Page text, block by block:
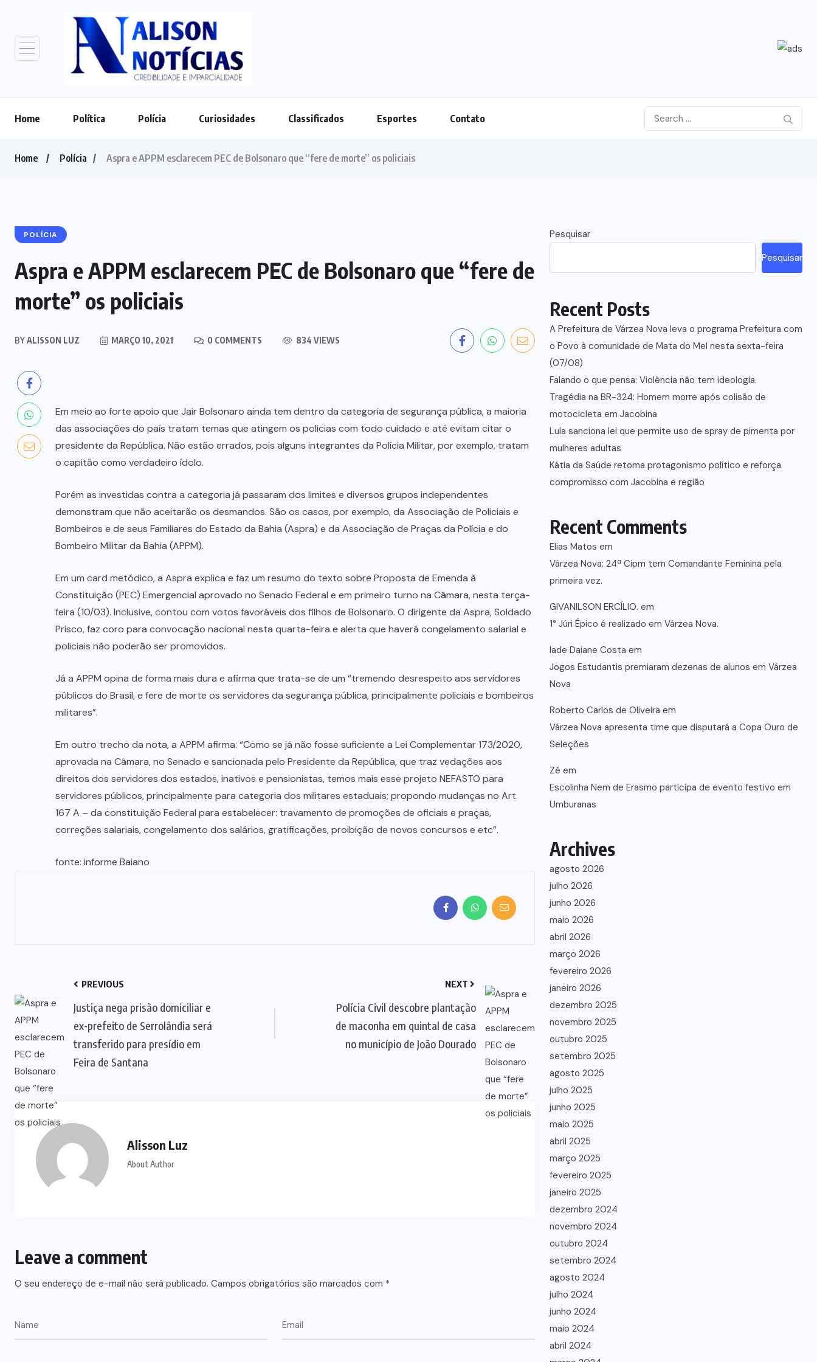
Home Política Polícia Curiosidades Classificados Esportes Contato
Home Polícia Aspra e APPM esclarecem PEC de Bolsonaro que “fere de morte” os policiais
POLÍCIA
Aspra e APPM esclarecem PEC de Bolsonaro que “fere de
morte” os policiais
BYALISSON LUZ MARÇO 10, 2021 0 COMMENTS 834 VIEWS
Em meio ao forte apoio que Jair Bolsonaro ainda tem dentro da categoria de segurança pública, a maioria
das associações do país tratam temas que atingem os policias com todo cuidado e até evitam citar o
presidente da República. Não estão errados, pois alguns integrantes da Polícia Militar, por exemplo, tratam
o capitão como verdadeiro ídolo.
Porém as investidas contra a categoria já passaram dos limites e diversos grupos independentes
demonstram que não aceitarão os desmandos. São os casos, por exemplo, da Associação de Policiais e
Bombeiros e de seus Familiares do Estado da Bahia (Aspra) e da Associação de Praças da Polícia e do
Bombeiro Militar da Bahia (APPM).
Em um card metódico, a Aspra explica e faz um resumo do texto sobre Proposta de Emenda à
Constituição (PEC) Emergencial aprovado no Senado Federal e em primeiro turno na Câmara, nesta terça-
feira (10/03). Inclusive, contou com votos favoráveis dos filhos de Bolsonaro. O dirigente da Aspra, Soldado
Prisco, faz coro para convocação nacional nesta quarta-feira e alerta que haverá congelamento salarial e
policiais não poderão ser promovidos.
Já a APPM opina de forma mais dura e afirma que trata-se de um “tremendo desrespeito aos servidores
públicos do Brasil, e fere de morte os servidores da segurança pública, principalmente policiais e bombeiros
militares”.
Em outro trecho da nota, a APPM afirma: “Como se já não fosse suficiente a Lei Complementar 173/2020,
aprovada na Câmara, no Senado e sancionada pelo Presidente da República, que traz vedações aos
direitos dos servidores dos estados, inativos e pensionistas, temos mais esse projeto NEFASTO para
servidores públicos, principalmente para categoria dos militares estaduais; propondo mudanças no Art.
167 A – da constituição Federal para estabelecer: travamento de promoções de oficiais e praças,
correções salariais, congelamento dos salários, gratificações, proibição de novos concursos e etc”.
fonte: informe Baiano
PREVIOUS
Justiça nega prisão domiciliar e
ex-prefeito de Serrolândia será
transferido para presídio em
Feira de Santana
NEXT
Polícia Civil descobre plantação
de maconha em quintal de casa
no município de João Dourado
Alisson Luz
About Author
Leave a comment
O seu endereço de e-mail não será publicado. Campos obrigatórios são marcados com *
Pesquisar
Pesquisar
Recent Posts
A Prefeitura de Várzea Nova leva o programa Prefeitura com
o Povo à comunidade de Mata do Mel nesta sexta-feira
(07/08)
Falando o que pensa: Violência não tem ideologia.
Tragédia na BR-324: Homem morre após colisão de
motocicleta em Jacobina
Lula sanciona lei que permite uso de spray de pimenta por
mulheres adultas
Kátia da Saúde retoma protagonismo político e reforça
compromisso com Jacobina e região
Recent Comments
Elias Matos em
Várzea Nova: 24ª Cipm tem Comandante Feminina pela
primeira vez.
GIVANILSON ERCÍLIO. em
1° Júri Épico é realizado em Várzea Nova.
lade Daiane Costa em
Jogos Estudantis premiaram dezenas de alunos em Várzea
Nova
Roberto Carlos de Oliveira em
Várzea Nova apresenta time que disputará a Copa Ouro de
Seleções
Zé em
Escolinha Nem de Erasmo participa de evento festivo em
Umburanas
Archives
agosto 2026
julho 2026
junho 2026
maio 2026
abril 2026
março 2026
fevereiro 2026
janeiro 2026
dezembro 2025
novembro 2025
outubro 2025
setembro 2025
agosto 2025
julho 2025
junho 2025
maio 2025
abril 2025
março 2025
fevereiro 2025
janeiro 2025
dezembro 2024
novembro 2024
outubro 2024
setembro 2024
agosto 2024
julho 2024
junho 2024
maio 2024
abril 2024